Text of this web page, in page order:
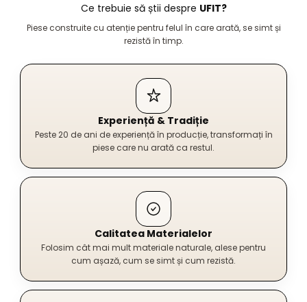
Ce trebuie să știi despre UFIT?
Piese construite cu atenție pentru felul în care arată, se simt și
rezistă în timp.
Experiență & Tradiție
Peste 20 de ani de experiență în producție, transformați în
piese care nu arată ca restul.
Calitatea Materialelor
Folosim cât mai mult materiale naturale, alese pentru
cum așază, cum se simt și cum rezistă.